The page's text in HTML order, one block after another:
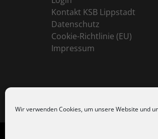
Wir verwenden Cookies, um unsere Website und
Kontakt KSB Lippstadt
Datenschutz
Cookie-Richtlinie (EU)
Impressum